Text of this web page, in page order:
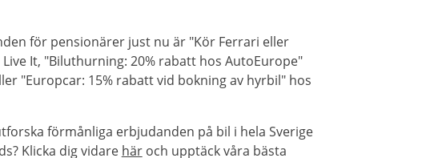
för pensionärer just nu är "Kör Ferrari eller
It, "Biluthurning: 20% rabatt hos AutoEurope"
"Europcar: 15% rabatt vid bokning av hyrbil" hos
förmånliga erbjudanden på bil i hela Sverige
Klicka dig vidare häroch upptäck våra bästa